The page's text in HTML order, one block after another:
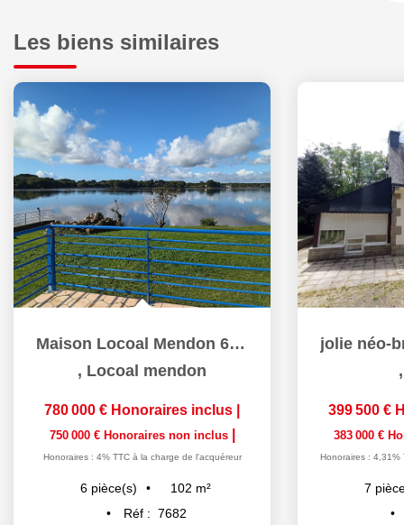
Les biens similaires
Maison Locoal Mendon 6 pièce(s), vue rivière !
, Locoal mendon
780 000 € Honoraires inclus
750 000 € Honoraires non inclus
Honoraires : 4% TTC à la charge de l'acquéreur
6 pièce(s) 102 m²
Réf : 7682
399 500 €
383 000 €
Honoraires : 4,31%
7